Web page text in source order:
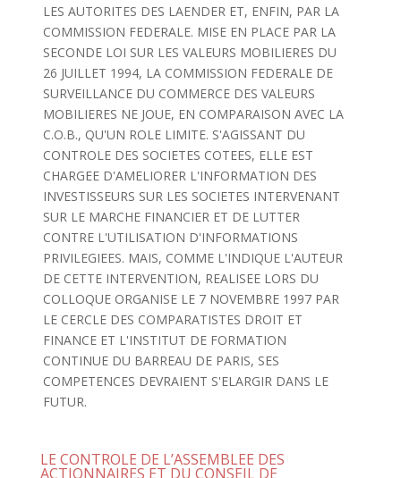
LES AUTORITES DES LAENDER ET, ENFIN, PAR LA
COMMISSION FEDERALE. MISE EN PLACE PAR LA
SECONDE LOI SUR LES VALEURS MOBILIERES DU
26 JUILLET 1994, LA COMMISSION FEDERALE DE
SURVEILLANCE DU COMMERCE DES VALEURS
MOBILIERES NE JOUE, EN COMPARAISON AVEC LA
C.O.B., QU'UN ROLE LIMITE. S'AGISSANT DU
CONTROLE DES SOCIETES COTEES, ELLE EST
CHARGEE D'AMELIORER L'INFORMATION DES
INVESTISSEURS SUR LES SOCIETES INTERVENANT
SUR LE MARCHE FINANCIER ET DE LUTTER
CONTRE L'UTILISATION D'INFORMATIONS
PRIVILEGIEES. MAIS, COMME L'INDIQUE L'AUTEUR
DE CETTE INTERVENTION, REALISEE LORS DU
COLLOQUE ORGANISE LE 7 NOVEMBRE 1997 PAR
LE CERCLE DES COMPARATISTES DROIT ET
FINANCE ET L'INSTITUT DE FORMATION
CONTINUE DU BARREAU DE PARIS, SES
COMPETENCES DEVRAIENT S'ELARGIR DANS LE
FUTUR.
LE CONTROLE DE L’ASSEMBLEE DES
ACTIONNAIRES ET DU CONSEIL DE